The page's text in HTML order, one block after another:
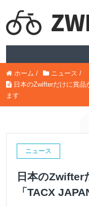
ホーム / ニュース /
日本のZwifterだけに賞
ます
ニュース
日本のZwifter
「TACX